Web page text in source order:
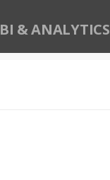
BI & ANALYTICS